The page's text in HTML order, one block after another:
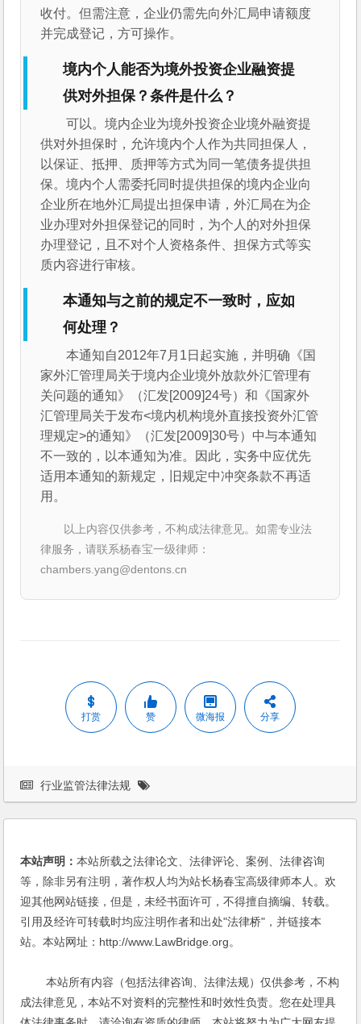
收付。但需注意，企业仍需先向外汇局申请额度
并完成登记，方可操作。
境内个人能否为境外投资企业融资提
供对外担保？条件是什么？
可以。境内企业为境外投资企业境外融资提
供对外担保时，允许境内个人作为共同担保人，
以保证、抵押、质押等方式为同一笔债务提供担
保。境内个人需委托同时提供担保的境内企业向
企业所在地外汇局提出担保申请，外汇局在为企
业办理对外担保登记的同时，为个人的对外担保
办理登记，且不对个人资格条件、担保方式等实
质内容进行审核。
本通知与之前的规定不一致时，应如
何处理？
本通知自2012年7月1日起实施，并明确《国
家外汇管理局关于境内企业境外放款外汇管理有
关问题的通知》（汇发[2009]24号）和《国家外
汇管理局关于发布<境内机构境外直接投资外汇管
理规定>的通知》（汇发[2009]30号）中与本通知
不一致的，以本通知为准。因此，实务中应优先
适用本通知的新规定，旧规定中冲突条款不再适
用。
以上内容仅供参考，不构成法律意见。如需专业法
律服务，请联系杨春宝一级律师：
chambers.yang@dentons.cn
打赏 赞 微海报 分享
行业监管法律法规
本站声明：本站所载之法律论文、法律评论、案例、法律咨询
等，除非另有注明，著作权人均为站长杨春宝高级律师本人。欢
迎其他网站链接，但是，未经书面许可，不得擅自摘编、转载。
引用及经许可转载时均应注明作者和出处"法律桥"，并链接本
站。本站网址：http://www.LawBridge.org。
本站所有内容（包括法律咨询、法律法规）仅供参考，不构
成法律意见，本站不对资料的完整性和时效性负责。您在处理具